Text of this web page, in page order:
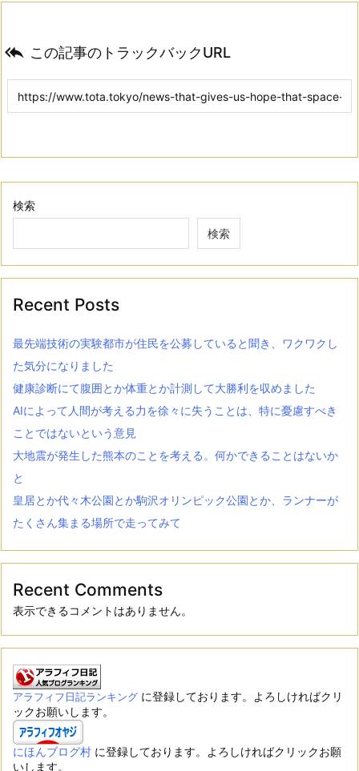
 この記事のトラックバックURL
検索
検索
Recent Posts
最先端技術の実験都市が住民を公募していると聞き、ワクワクし
た気分になりました
健康診断にて腹囲とか体重とか計測して大勝利を収めました
AIによって人間が考える力を徐々に失うことは、特に憂慮すべき
ことではないという意見
大地震が発生した熊本のことを考える。何かできることはないか
と
皇居とか代々木公園とか駒沢オリンピック公園とか、ランナーが
たくさん集まる場所で走ってみて
Recent Comments
表示できるコメントはありません。
アラフィフ日記ランキング に登録しております。よろしければクリ
ックお願いします。
にほんブログ村 に登録しております。よろしければクリックお願
いします。